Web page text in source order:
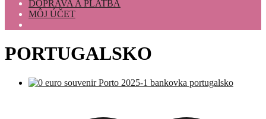
DOPRAVA A PLATBA
MÔJ ÚČET
PORTUGALSKO